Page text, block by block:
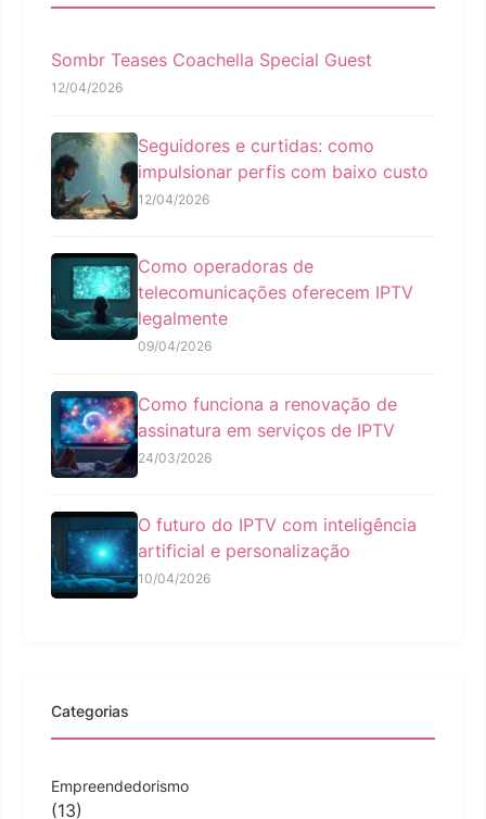
Sombr Teases Coachella Special Guest
12/04/2026
Seguidores e curtidas: como
impulsionar perfis com baixo custo
12/04/2026
Como operadoras de
telecomunicações oferecem IPTV
legalmente
09/04/2026
Como funciona a renovação de
assinatura em serviços de IPTV
24/03/2026
O futuro do IPTV com inteligência
artificial e personalização
10/04/2026
Categorias
Empreendedorismo
(13)